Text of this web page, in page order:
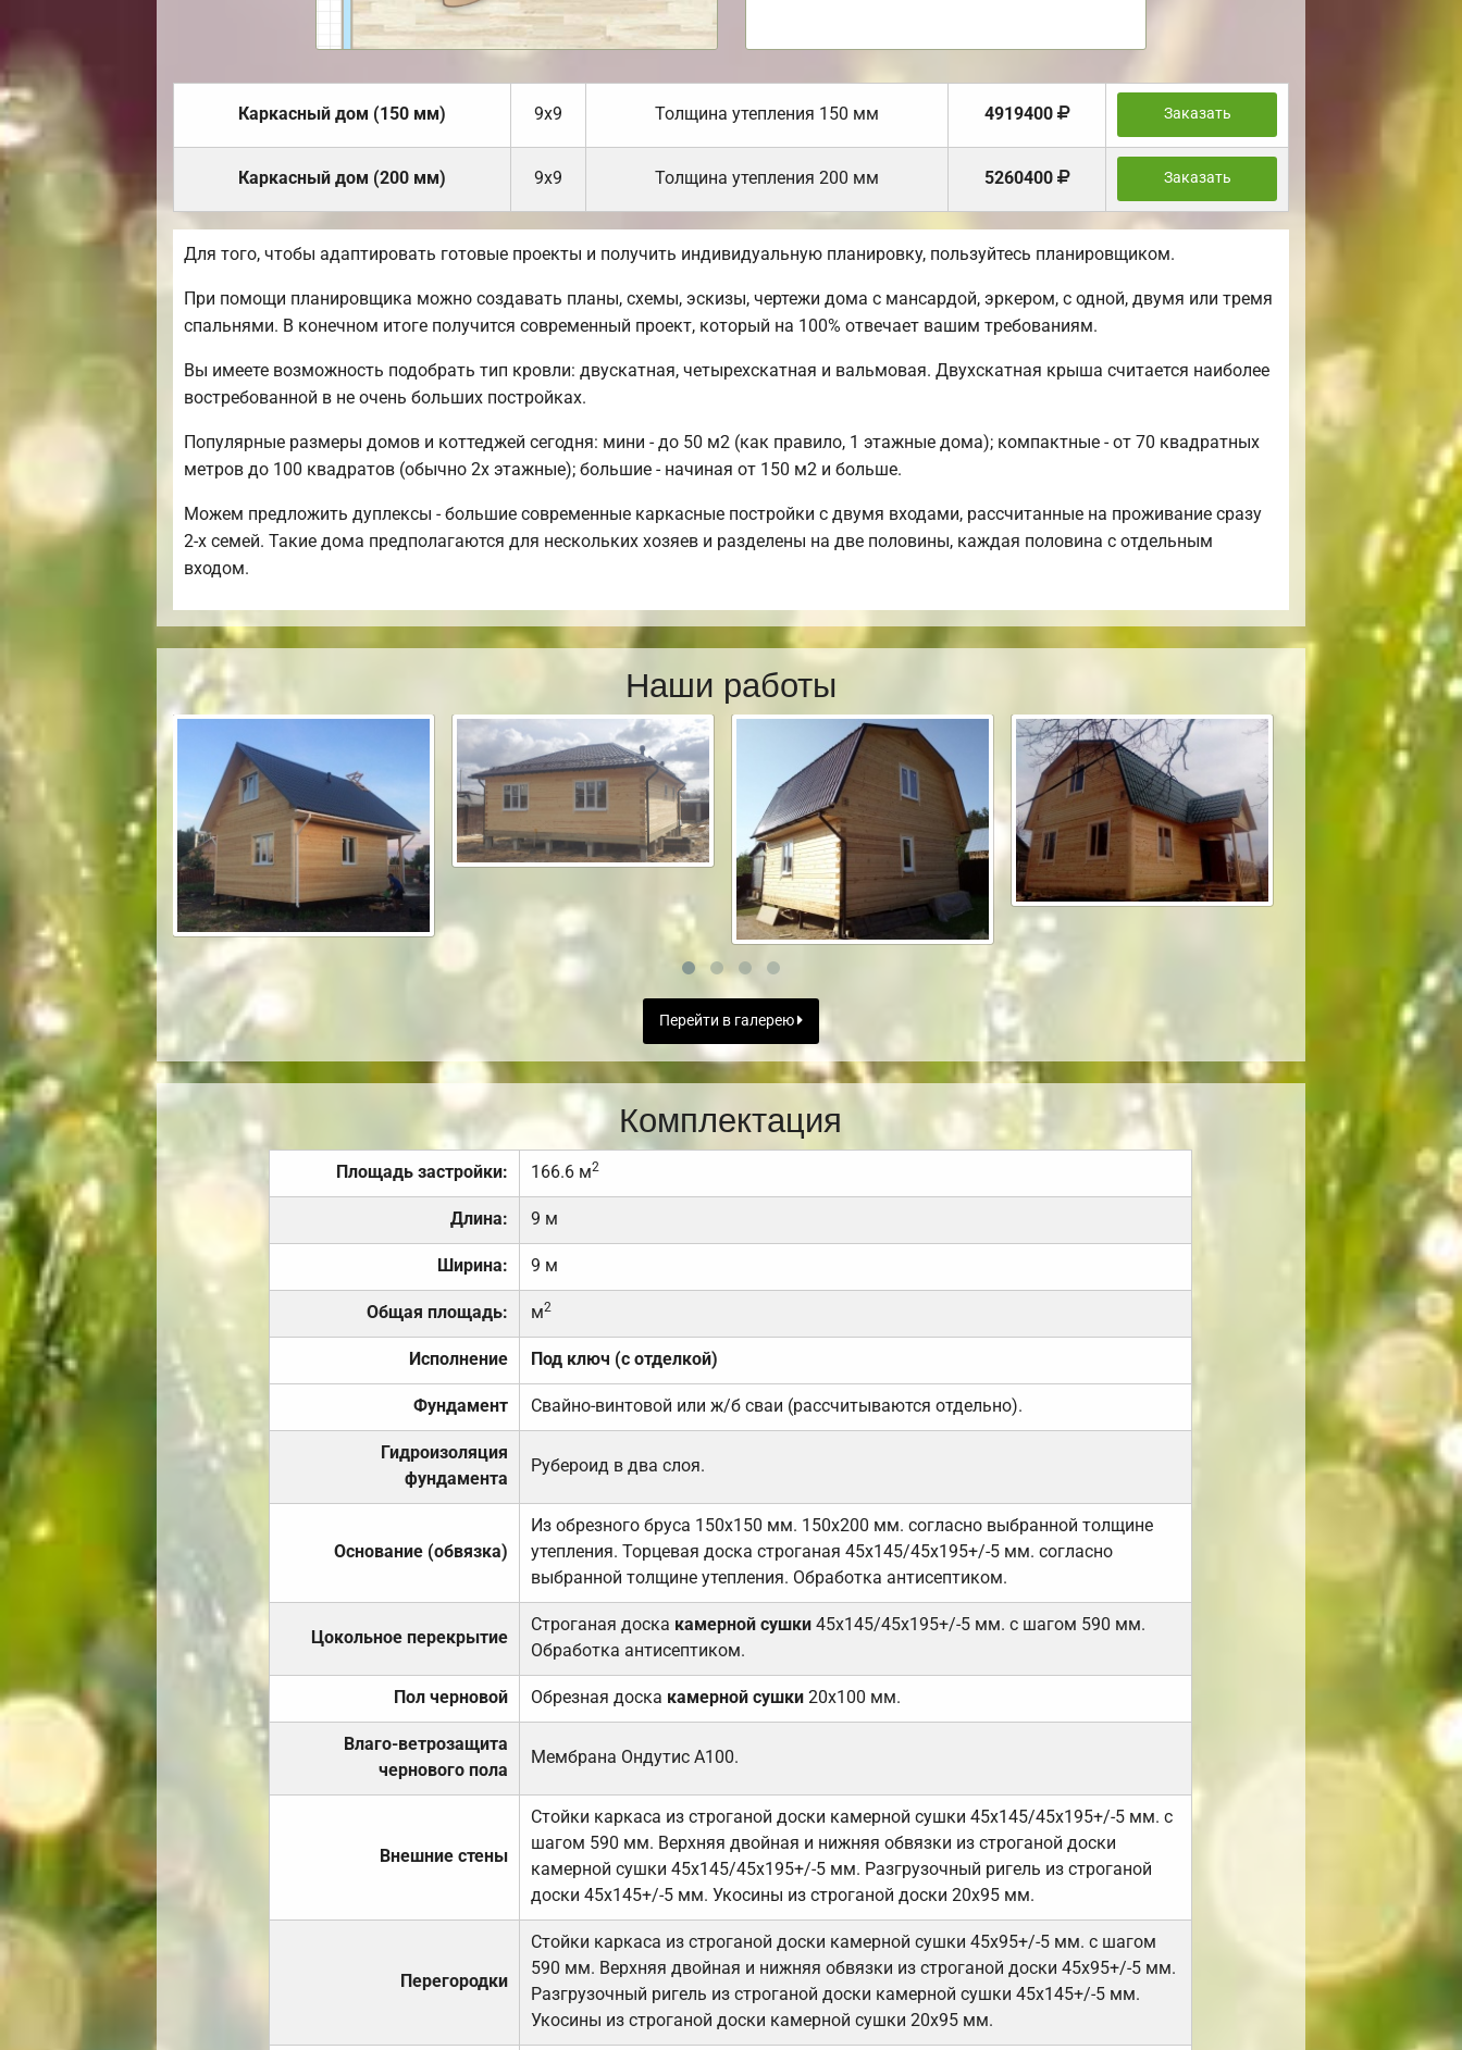
Каркасный дом (150 мм) 9х9 Толщина утепления 150 мм 4919400 Заказать
Каркасный дом (200 мм) 9х9 Толщина утепления 200 мм 5260400 Заказать
Для того, чтобы адаптировать готовые проекты и получить индивидуальную планировку, пользуйтесь планировщиком.
При помощи планировщика можно создавать планы, схемы, эскизы, чертежи дома с мансардой, эркером, с одной, двумя или тремя
спальнями. В конечном итоге получится современный проект, который на 100% отвечает вашим требованиям.
Вы имеете возможность подобрать тип кровли: двускатная, четырехскатная и вальмовая. Двухскатная крыша считается наиболее
востребованной в не очень больших постройках.
Популярные размеры домов и коттеджей сегодня: мини - до 50 м2 (как правило, 1 этажные дома); компактные - от 70 квадратных
метров до 100 квадратов (обычно 2х этажные); большие - начиная от 150 м2 и больше.
Можем предложить дуплексы - большие современные каркасные постройки с двумя входами, рассчитанные на проживание сразу
2-х семей. Такие дома предполагаются для нескольких хозяев и разделены на две половины, каждая половина с отдельным
входом.
Наши работы
Перейти в галерею
Комплектация
Площадь застройки: 166.6 м2
Длина: 9 м
Ширина: 9 м
Общая площадь: м2
Исполнение Под ключ (с отделкой)
Фундамент Свайно-винтовой или ж/б сваи (рассчитываются отдельно).
Гидроизоляция
фундамента
Рубероид в два слоя.
Основание (обвязка)
Из обрезного бруса 150х150 мм. 150х200 мм. согласно выбранной толщине
утепления. Торцевая доска строганая 45х145/45х195+/-5 мм. согласно
выбранной толщине утепления. Обработка антисептиком.
Цокольное перекрытие
Строганая доска камерной сушки 45х145/45х195+/-5 мм. с шагом 590 мм.
Обработка антисептиком.
Пол черновой Обрезная доска камерной сушки20х100 мм.
Влаго-ветрозащита
чернового пола
Мембрана Ондутис А100.
Внешние стены
Стойки каркаса из строганой доски камерной сушки 45х145/45х195+/-5 мм. с
шагом 590 мм. Верхняя двойная и нижняя обвязки из строганой доски
камерной сушки 45х145/45х195+/-5 мм. Разгрузочный ригель из строганой
доски 45х145+/-5 мм. Укосины из строганой доски 20х95 мм.
Перегородки
Стойки каркаса из строганой доски камерной сушки 45х95+/-5 мм. с шагом
590 мм. Верхняя двойная и нижняя обвязки из строганой доски 45х95+/-5 мм.
Разгрузочный ригель из строганой доски камерной сушки 45х145+/-5 мм.
Укосины из строганой доски камерной сушки 20х95 мм.